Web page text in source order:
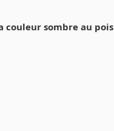
couleur sombre au